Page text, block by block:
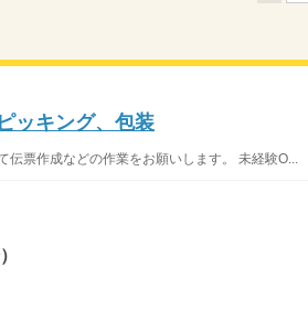
ッキング、包装
票作成などの作業をお願いします。 未経験O...